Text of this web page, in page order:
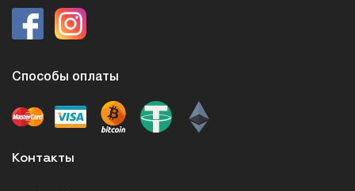
Способы оплаты
Контакты